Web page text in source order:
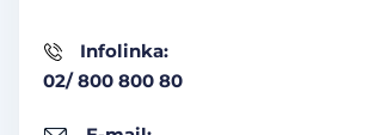
Infolinka:
02/ 800 800 80